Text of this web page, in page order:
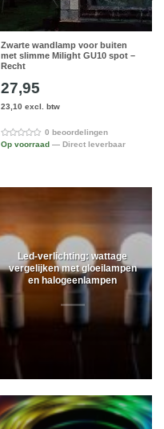
Zwarte wandlamp voor buiten
met slimme Milight GU10 spot –
Recht
27,95
23,10 excl. btw
0 beoordelingen
Op voorraad — Direct leverbaar
Led-verlichting: wattage
vergelijken met gloeilampen
en halogeenlampen